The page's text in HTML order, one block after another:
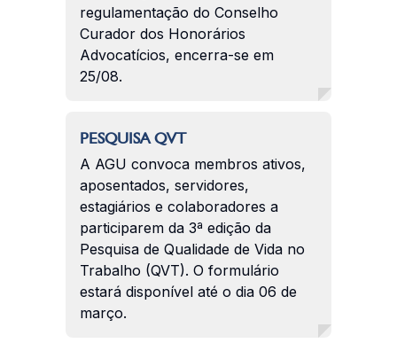
regulamentação do Conselho
Curador dos Honorários
Advocatícios, encerra-se em
25/08.
PESQUISA QVT
A AGU convoca membros ativos,
aposentados, servidores,
estagiários e colaboradores a
participarem da 3ª edição da
Pesquisa de Qualidade de Vida no
Trabalho (QVT). O formulário
estará disponível até o dia 06 de
março.